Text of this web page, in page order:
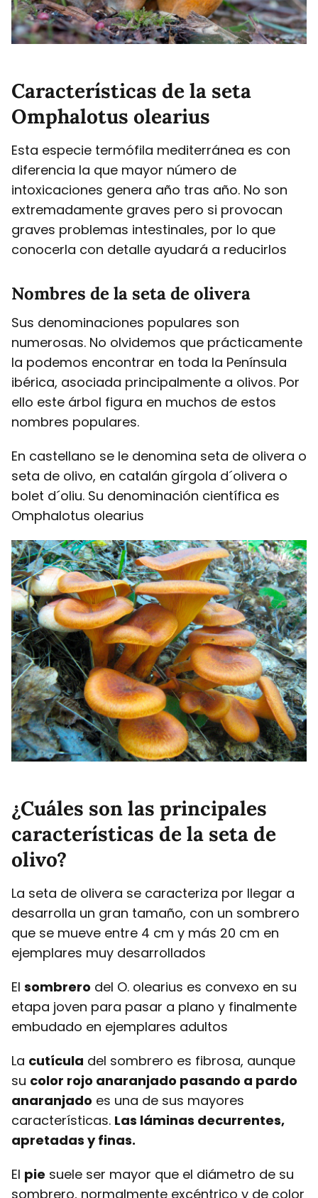
Características de la seta
Omphalotus olearius
Esta especie termófila mediterránea es con
diferencia la que mayor número de
intoxicaciones genera año tras año. No son
extremadamente graves pero si provocan
graves problemas intestinales, por lo que
conocerla con detalle ayudará a reducirlos
Nombres de la seta de olivera
Sus denominaciones populares son
numerosas. No olvidemos que prácticamente
la podemos encontrar en toda la Península
ibérica, asociada principalmente a olivos. Por
ello este árbol figura en muchos de estos
nombres populares.
En castellano se le denomina seta de olivera o
seta de olivo, en catalán gírgola d´olivera o
bolet d´oliu. Su denominación científica es
Omphalotus olearius
¿Cuáles son las principales
características de la seta de
olivo?
La seta de olivera se caracteriza por llegar a
desarrolla un gran tamaño, con un sombrero
que se mueve entre 4 cm y más 20 cm en
ejemplares muy desarrollados
El sombrero del O. olearius es convexo en su
etapa joven para pasar a plano y finalmente
embudado en ejemplares adultos
La cutícula del sombrero es fibrosa, aunque
su color rojo anaranjado pasando a pardo
anaranjado es una de sus mayores
características. Las láminas decurrentes,
apretadas y finas.
El pie suele ser mayor que el diámetro de su
sombrero, normalmente excéntrico y de color